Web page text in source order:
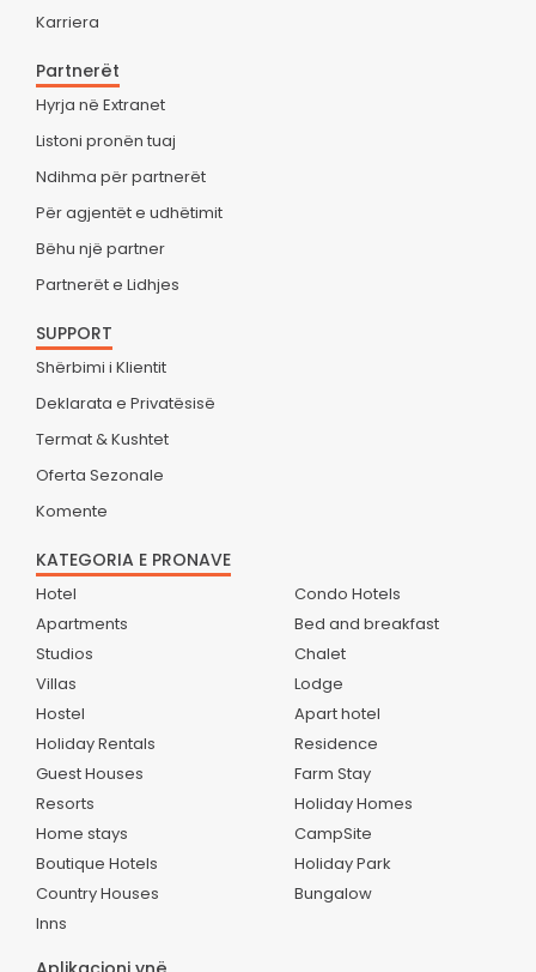
Karriera
Partnerët
Hyrja në Extranet
Listoni pronën tuaj
Ndihma për partnerët
Për agjentët e udhëtimit
Bëhu një partner
Partnerët e Lidhjes
SUPPORT
Shërbimi i Klientit
Deklarata e Privatësisë
Termat & Kushtet
Oferta Sezonale
Komente
KATEGORIA E PRONAVE
Hotel
Apartments
Studios
Villas
Hostel
Holiday Rentals
Guest Houses
Resorts
Home stays
Boutique Hotels
Country Houses
Inns
Condo Hotels
Bed and breakfast
Chalet
Lodge
Apart hotel
Residence
Farm Stay
Holiday Homes
CampSite
Holiday Park
Bungalow